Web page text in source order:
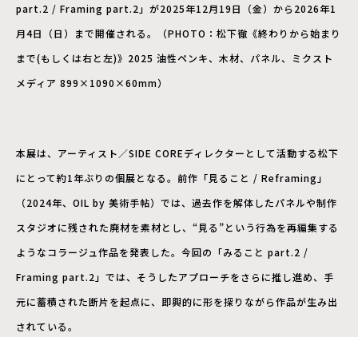
part.2 / Framing part.2」が2025年12月19日（金）から2026年1
月4日（日）まで開催される。（PHOTO：松下徹《終わりから始まり
まで(もしくは右と左)》2025 油性ペンキ、木材、パネル、ミクスト
メディア 899×1090×60mm）
本展は、アーティスト／SIDE COREディレクターとして活動する松下
にとって約1年ぶりの個展となる。前作「見ること / Reframing」
（2024年、OIL by 美術手帖）では、過去作を解体したパネルや制作
スタジオに残された廃材を素材とし、“見る”という行為を再編集する
ようなコラージュ作品を発表した。今回の「みること part.2 /
Framing part.2」では、そうしたアプローチをさらに推し進め、手
元に蓄積された断片を起点に、即興的に形を探りながら作品が生み出
されている。